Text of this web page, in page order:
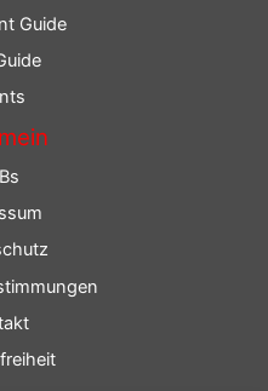
Guide